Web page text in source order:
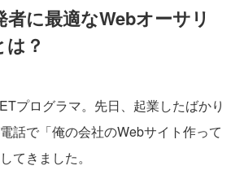
者に最適なWebオーサリ
？
プログラマ。先日、起業したばかり
話で「俺の会社のWebサイト作って
てきました。